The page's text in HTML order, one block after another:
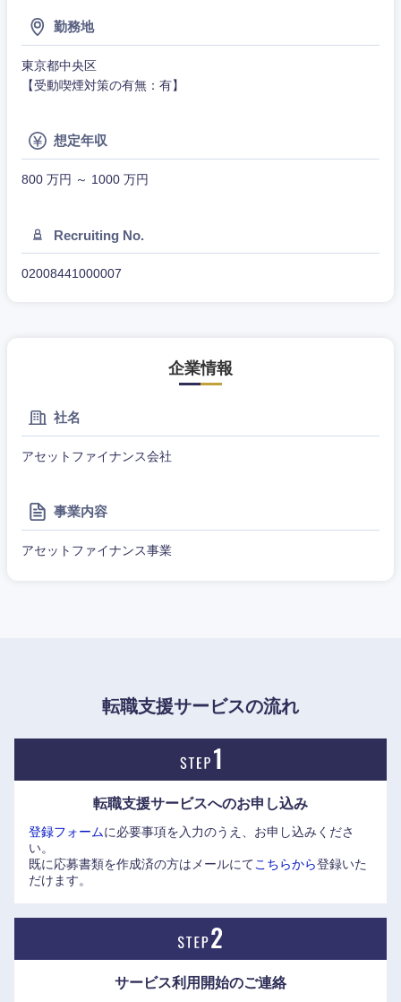
勤務地
東京都中央区
【受動喫煙対策の有無：有】
想定年収
800 万円 ～ 1000 万円
Recruiting No.
02008441000007
企業情報
社名
アセットファイナンス会社
事業内容
アセットファイナンス事業
転職支援サービスの流れ
転職支援サービスへのお申し込み
登録フォームに必要事項を入力のうえ、お申し込みくださ
い。
既に応募書類を作成済の方はメールにてこちらから登録いた
だけます。
サービス利用開始のご連絡
建設・施
工管理
人材・アウトソーシング
その他
石川県